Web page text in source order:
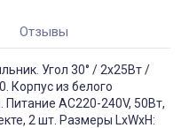
Отзывы
Угол 30° / 2x25Вт /
Корпус из белого
AC220-240V, 50Вт,
2 шт. Размеры LxWxH: